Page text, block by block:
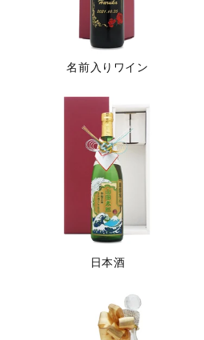
名前入りワイン
日本酒